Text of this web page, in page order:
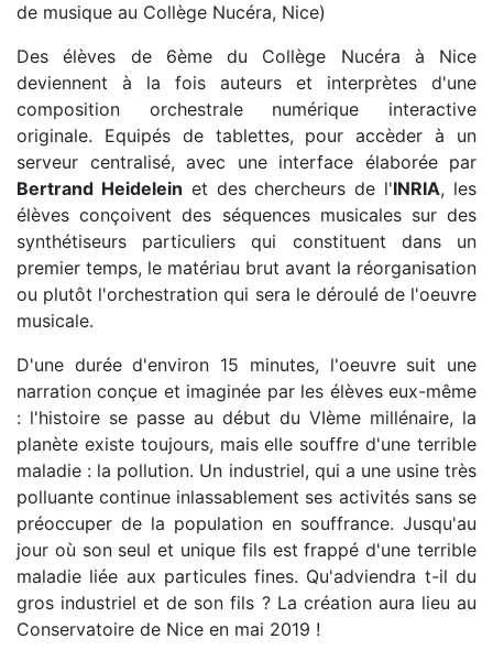
de musique au Collège Nucéra, Nice)
Des élèves de 6ème du Collège Nucéra à Nice
deviennent à la fois auteurs et interprètes d'une
composition orchestrale numérique interactive
originale. Equipés de tablettes, pour accèder à un
serveur centralisé, avec une interface élaborée par
Bertrand Heidelein et des chercheurs de l'INRIA, les
élèves conçoivent des séquences musicales sur des
synthétiseurs particuliers qui constituent dans un
premier temps, le matériau brut avant la réorganisation
ou plutôt l'orchestration qui sera le déroulé de l'oeuvre
musicale.
D'une durée d'environ 15 minutes, l'oeuvre suit une
narration conçue et imaginée par les élèves eux-même
: l'histoire se passe au début du VIème millénaire, la
planète existe toujours, mais elle souffre d'une terrible
maladie : la pollution. Un industriel, qui a une usine très
polluante continue inlassablement ses activités sans se
préoccuper de la population en souffrance. Jusqu'au
jour où son seul et unique fils est frappé d'une terrible
maladie liée aux particules fines. Qu'adviendra t-il du
gros industriel et de son fils ? La création aura lieu au
Conservatoire de Nice en mai 2019 !